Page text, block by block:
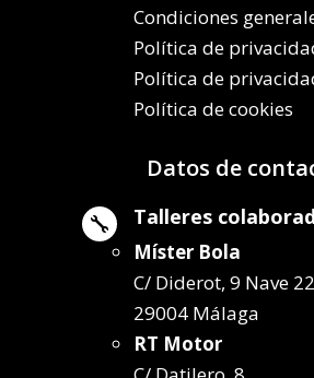
Condiciones
Política de
Política de
Política de cookies
Datos de
 Talleres
Míster Bola
C/ Diderot, 9 Nave
29004 Málaga
RT Motor